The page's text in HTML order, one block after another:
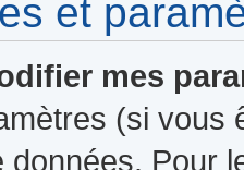
et
mes
(si vous
données. Pour